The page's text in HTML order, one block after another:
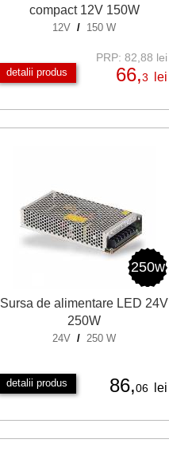
compact 12V 150W
12V / 150 W
detalii produs
PRP: 82,88 lei
66,3 lei
250w
Sursa de alimentare LED 24V
250W
24V / 250 W
detalii produs 86,06 lei